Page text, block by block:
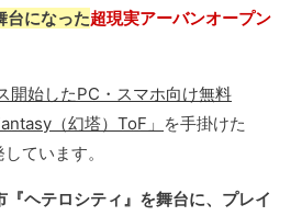
台になった超現実アーバンオープン
開始したPC・スマホ向け無料
（幻塔）ToF」 を手掛けた
ています。
『ヘテロシティ』を舞台に、プレイ